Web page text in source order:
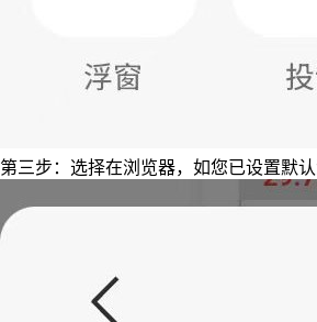
第三步：选择在浏览器，如您已设置默